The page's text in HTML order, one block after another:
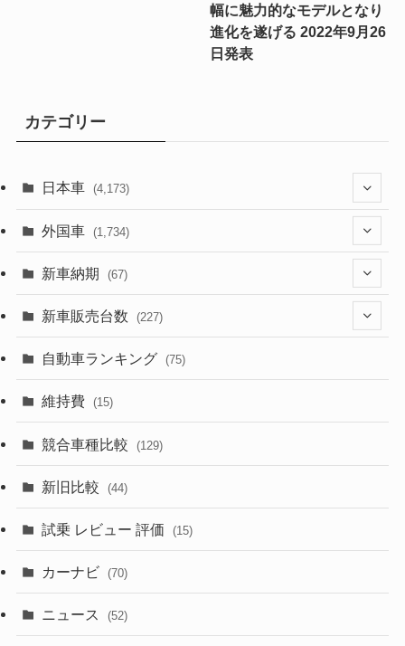
幅に魅力的なモデルとなり
進化を遂げる 2022年9月26
日発表
カテゴリー
日本車 (4,173)
(1,321)
(329)
(357)
(328)
(253)
外国車 (1,734)
(242)
(85)
(84)
(50)
(43)
(58)
(28)
新車納期 (67)
(28)
(8)
(3)
(3)
新車販売台数 (227)
(21)
(5)
(7)
自動車ランキング (75)
維持費 (15)
競合車種比較 (129)
新旧比較 (44)
試乗 レビュー 評価 (15)
カーナビ (70)
ニュース (52)